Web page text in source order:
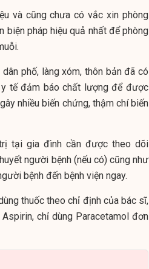
và cũng chưa có vắc xin phòng
biện pháp hiệu quả nhất để phòng
phố, làng xóm, thôn bản đã có
tế đảm báo chất lượng để được
nhiều biến chứng, thậm chí biến
tại gia đình cần được theo dõi
người bệnh (nếu có) cũng như
bệnh đến bệnh viện ngay.
thuốc theo chỉ định của bác sĩ,
chỉ dùng Paracetamol đơn